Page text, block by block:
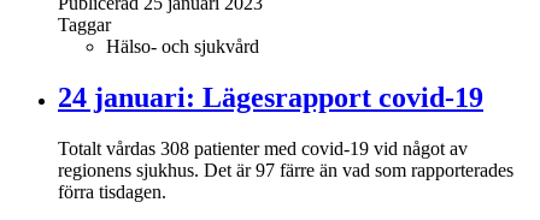
Taggar
Hälso- och sjukvård
24 januari: Lägesrapport covid-19
Totalt vårdas 308 patienter med covid-19 vid något av
regionens sjukhus. Det är 97 färre än vad som rapporterades
förra tisdagen.